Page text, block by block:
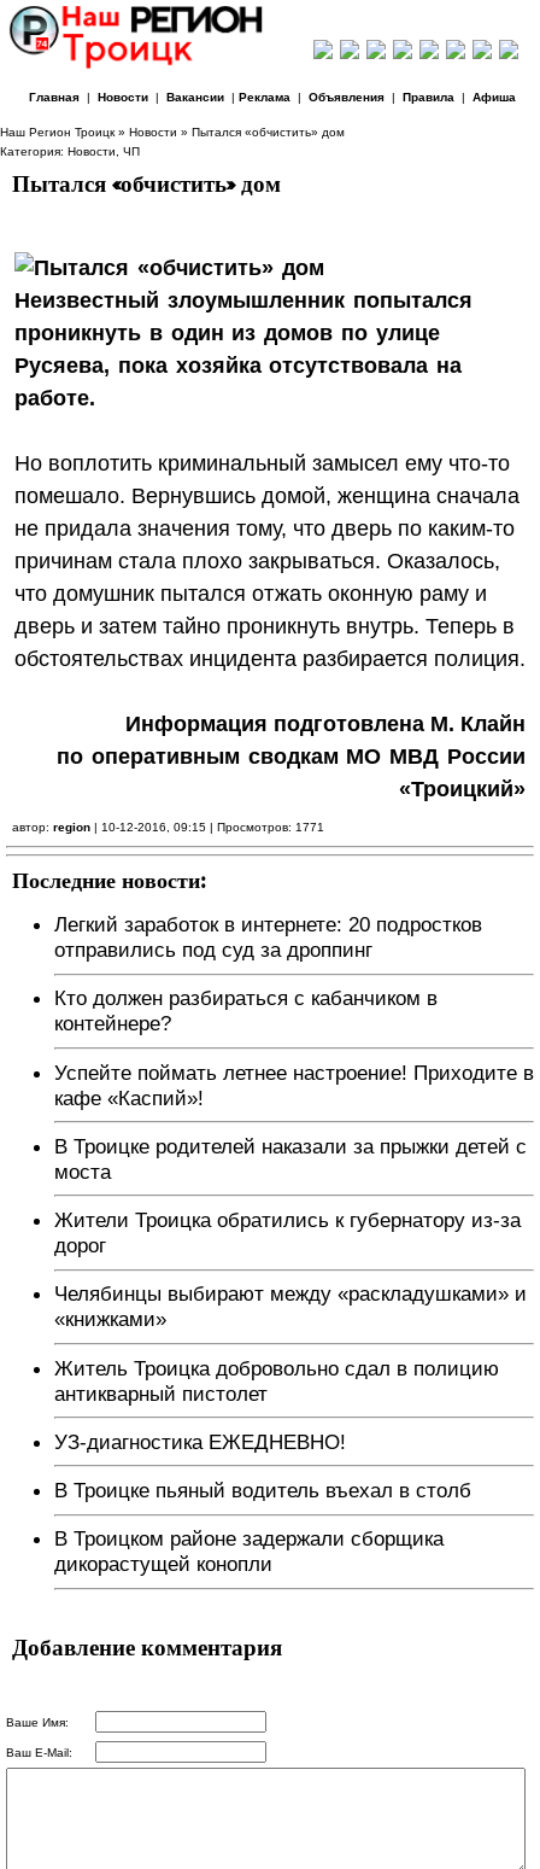
Главная| Новости| Вакансии| Реклама | Объявления| Правила | Афиша
Наш Регион Троицк » Новости » Пытался «обчистить» дом
Категория: Новости ЧП
Пытался «обчистить» дом
Неизвестный злоумышленник попытался
проникнуть в один из домов по улице
Русяева, пока хозяйка отсутствовала на
работе.
Но воплотить криминальный замысел ему что‑то
помешало. Вернувшись домой, женщина сначала
не придала значения тому, что дверь по каким‑то
причинам стала плохо закрываться. Оказалось,
что домушник пытался отжать оконную раму и
дверь и затем тайно проникнуть внутрь. Теперь в
обстоятельствах инцидента разбирается полиция.
Информация подготовлена М. Клайн
по оперативным сводкам МО МВД России
«Троицкий»
автор: region | 10-12-2016, 09:15 | Просмотров: 1771
Последние новости:
Легкий заработок в интернете: 20 подростков
отправились под суд за дроппинг
Кто должен разбираться с кабанчиком в
контейнере?
Успейте поймать летнее настроение! Приходите в
кафе «Каспий»!
В Троицке родителей наказали за прыжки детей с
моста
Жители Троицка обратились к губернатору из-за
дорог
Челябинцы выбирают между «раскладушками» и
«книжками»
Житель Троицка добровольно сдал в полицию
антикварный пистолет
УЗ-диагностика ЕЖЕДНЕВНО!
В Троицке пьяный водитель въехал в столб
В Троицком районе задержали сборщика
дикорастущей конопли
Добавление комментария
Ваше Имя:
Ваш E-Mail: